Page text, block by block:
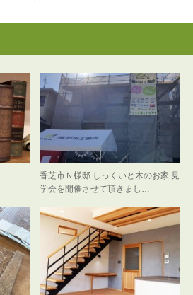
香芝市Ｎ様邸 しっくいと木のお家 見
学会を開催させて頂きまし…